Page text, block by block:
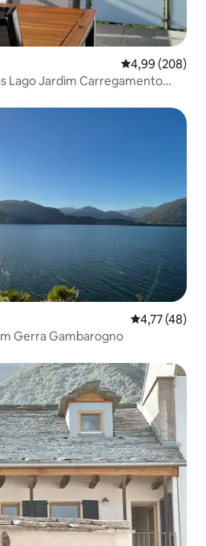
4,99 de uma
4,99 (208)
Lago Jardim Carregamento
4,77 de uma
4,77 (48)
Gerra Gambarogno